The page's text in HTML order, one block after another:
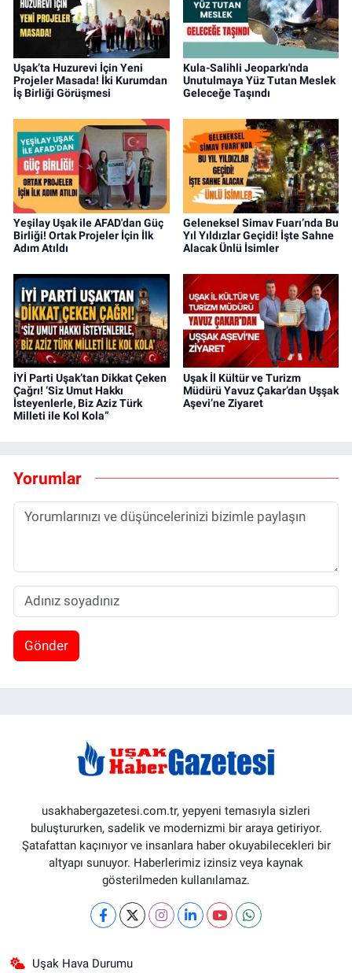
Uşak’ta Huzurevi İçin Yeni
Projeler Masada! İki Kurumdan
İş Birliği Görüşmesi
Kula-Salihli Jeoparkı'nda
Unutulmaya Yüz Tutan Meslek
Geleceğe Taşındı
Yeşilay Uşak ile AFAD'dan Güç
Birliği! Ortak Projeler İçin İlk
Adım Atıldı
Geleneksel Simav Fuarı’nda Bu
Yıl Yıldızlar Geçidi! İşte Sahne
Alacak Ünlü İsimler
İYİ Parti Uşak’tan Dikkat Çeken
Çağrı! ‘Siz Umut Hakkı
İsteyenlerle, Biz Aziz Türk
Milleti ile Kol Kola”
Uşak İl Kültür ve Turizm
Müdürü Yavuz Çakar’dan Uşşak
Aşevi’ne Ziyaret
Yorumlar
Gönder
usakhabergazetesi.com.tr, yepyeni temasıyla sizleri
buluştururken, sadelik ve modernizmi bir araya getiriyor.
Şatafattan kaçınıyor ve insanlara haber okuyabilecekleri bir
altyapı sunuyor. Haberlerimiz izinsiz veya kaynak
gösterilmeden kullanılamaz.
Uşak Hava Durumu